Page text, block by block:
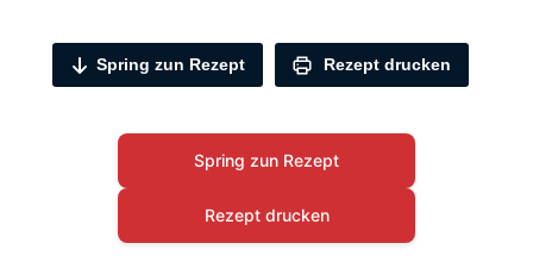
Spring zun Rezept Rezept drucken
Spring zun Rezept
Rezept drucken